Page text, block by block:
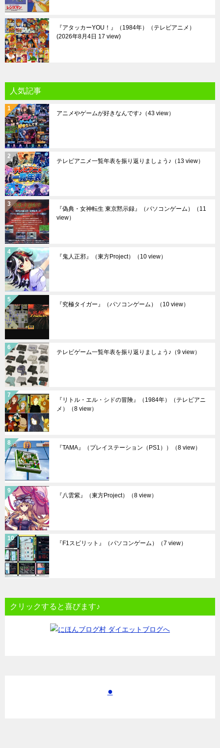
『アタッカーYOU！』（1984年）（テレビアニメ）
2026年8月4日 17 view
人気記事
アニメやゲームが好きなんです♪ （43 view）
テレビアニメ一覧年表を振り返りましょう♪ （13 view）
『偽典・女神転生 東京黙示録』（パソコンゲーム）
（11
view）
『鬼人正邪』（東方Project） （10 view）
『究極タイガー』（パソコンゲーム） （10 view）
テレビゲーム一覧年表を振り返りましょう♪ （9 view）
『リトル・エル・シドの冒険』（1984年）（テレビアニ
メ）
（8 view）
『TAMA』（プレイステーション（PS1）） （8 view）
『八雲紫』（東方Project） （8 view）
『F1スピリット』（パソコンゲーム） （7 view）
クリックすると喜びます♪
●